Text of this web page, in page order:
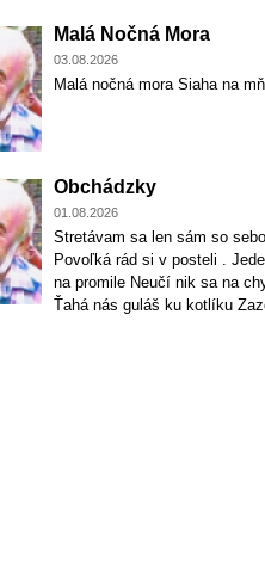
Malá Nočná Mora
03.08.2026
Malá nočná mora Siaha na
Obchádzky
01.08.2026
Stretávam sa len sám so
Povoľká rád si v posteli .
na promile Neučí nik sa na
Ťahá nás guláš ku kotlíku